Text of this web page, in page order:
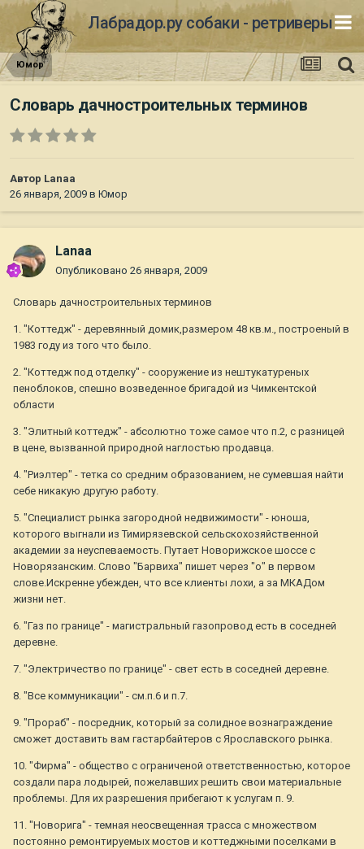
Лабрадор.ру собаки - ретриверы
Юмор
Словарь дачностроительных терминов
Автор Lanaa
26 января, 2009 в Юмор
Lanaa
Опубликовано 26 января, 2009
Словарь дачностроительных терминов
1. "Коттедж" - деревянный домик,размером 48 кв.м., построеный в
1983 году из того что было.
2. "Коттедж под отделку" - сооружение из нештукатуреных
пеноблоков, спешно возведенное бригадой из Чимкентской
области
3. "Элитный коттедж" - абсолютно тоже самое что п.2, с разницей
в цене, вызванной природной наглостью продавца.
4. "Риэлтер" - тетка со средним образованием, не сумевшая найти
себе никакую другую работу.
5. "Специалист рынка загородной недвижимости" - юноша,
которого выгнали из Тимирязевской сельскохозяйственной
академии за неуспеваемость. Путает Новорижское шоссе с
Новорязанским. Слово "Барвиха" пишет через "о" в первом
слове.Искренне убежден, что все клиенты лохи, а за МКАДом
жизни нет.
6. "Газ по границе" - магистральный газопровод есть в соседней
деревне.
7. "Электричество по границе" - свет есть в соседней деревне.
8. "Все коммуникации" - см.п.6 и п.7.
9. "Прораб" - посредник, который за солидное вознаграждение
сможет доставить вам гастарбайтеров с Ярославского рынка.
10. "Фирма" - общество с ограниченой ответственностью, которое
создали пара лодырей, пожелавших решить свои материальные
проблемы. Для их разрешения прибегают к услугам п. 9.
11. "Новорига" - темная неосвещенная трасса с множеством
постоянно ремонтируемых мостов и коттеджными поселками в